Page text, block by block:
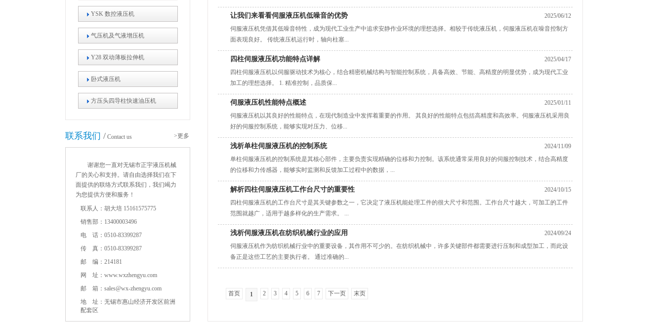
YSK 数控液压机
气压机及气液增压机
Y28 双动薄板拉伸机
卧式液压机
方压头四导柱快速油压机
联系我们 / Contact us >更多
谢谢您一直对无锡市正宇液压机械
厂的关心和支持。请自由选择我们在下
面提供的联络方式联系我们，我们竭力
为您提供方便和服务！
联系人：胡大培 15161575775
销售部：13400003496
电 话：0510-83399287
传 真：0510-83399287
邮 编：214181
网 址：www.wxzhengyu.com
邮 箱：sales@wx-zhengyu.com
地 址：无锡市惠山经济开发区前洲
配套区
让我们来看看伺服液压机低噪音的优势
2025/06/12
伺服液压机凭借其低噪音特性，成为现代工业生产中追求安静作业环境的理想选择。相较于传统液压机，伺服液压机在噪音控制方
面表现良好。 传统液压机运行时，轴向柱塞...
四柱伺服液压机功能特点详解
2025/04/17
四柱伺服液压机以伺服驱动技术为核心，结合精密机械结构与智能控制系统，具备高效、节能、高精度的明显优势，成为现代工业
加工的理想选择。 1. 精准控制，品质保...
伺服液压机性能特点概述
2025/01/11
伺服液压机以其良好的性能特点，在现代制造业中发挥着重要的作用。 其良好的性能特点包括高精度和高效率。伺服液压机采用良
好的伺服控制系统，能够实现对压力、位移...
浅析单柱伺服液压机的控制系统
2024/11/09
单柱伺服液压机的控制系统是其核心部件，主要负责实现精确的位移和力控制。该系统通常采用良好的伺服控制技术，结合高精度
的位移和力传感器，能够实时监测和反馈加工过程中的数据，...
解析四柱伺服液压机工作台尺寸的重要性
2024/10/15
四柱伺服液压机的工作台尺寸是其关键参数之一，它决定了液压机能处理工件的很大尺寸和范围。工作台尺寸越大，可加工的工件
范围就越广，适用于越多样化的生产需求。 ...
浅析伺服液压机在纺织机械行业的应用
2024/09/24
伺服液压机作为纺织机械行业中的重要设备，其作用不可少的。在纺织机械中，许多关键部件都需要进行压制和成型加工，而此设
备正是这些工艺的主要执行者。 通过准确的...
首页 1 2 3 4 5 6 7 下一页 末页